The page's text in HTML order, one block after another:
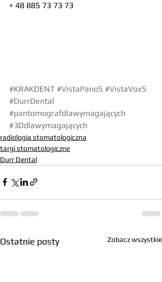
+ 48 885 73 73 73
#KRAKDENT #VistaPanoS #VistaVoxS
#DurrDental
#pantomografdlawymagających
#3Ddlawymagających
radiologia stomatologiczna
targi stomatologiczne
Durr Dental
Ostatnie posty Zobacz wszystkie